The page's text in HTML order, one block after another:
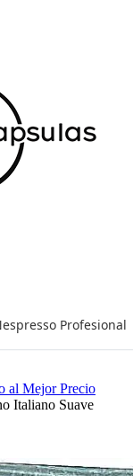
Profesional
al Mejor Precio
Italiano Suave